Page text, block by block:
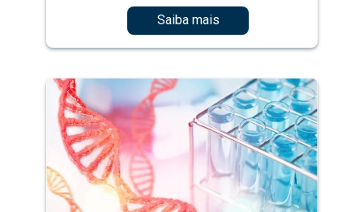
Saiba mais